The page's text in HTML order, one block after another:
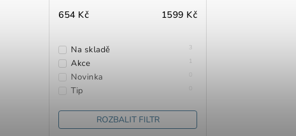
654 Kč 1599 Kč
Na skladě 3
Akce 1
Novinka
Tip
ROZBALIT FILTR